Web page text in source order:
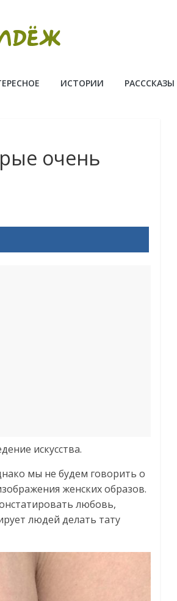
ИСТОРИИ РАСССКАЗЫ
очень
искусства.
мы не будем говорить о
женских образов.
любовь,
людей делать тату